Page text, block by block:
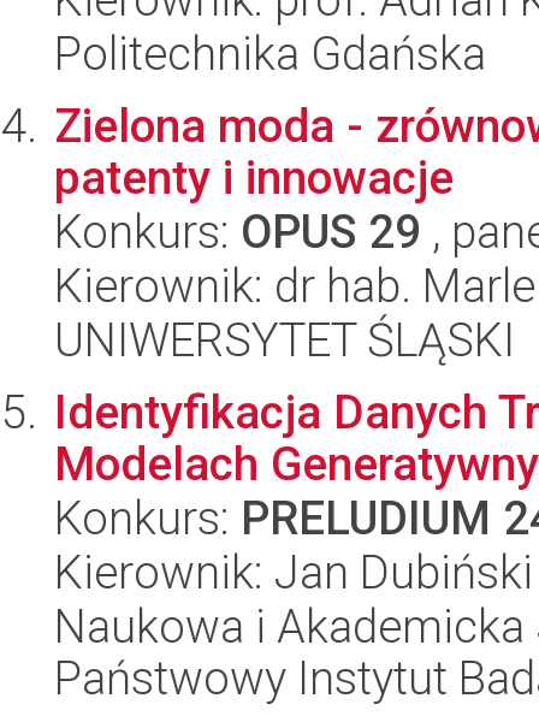
Politechnika Gdańska
Zielona moda -
patenty i innowacje
Konkurs: OPUS 29 ,
Kierownik: dr hab.
UNIWERSYTET ŚLĄSKI
Identyfikacja Danych
Modelach
Konkurs: PRELUDIUM
Kierownik: Jan Dubiński
Naukowa i
Państwowy Instytut